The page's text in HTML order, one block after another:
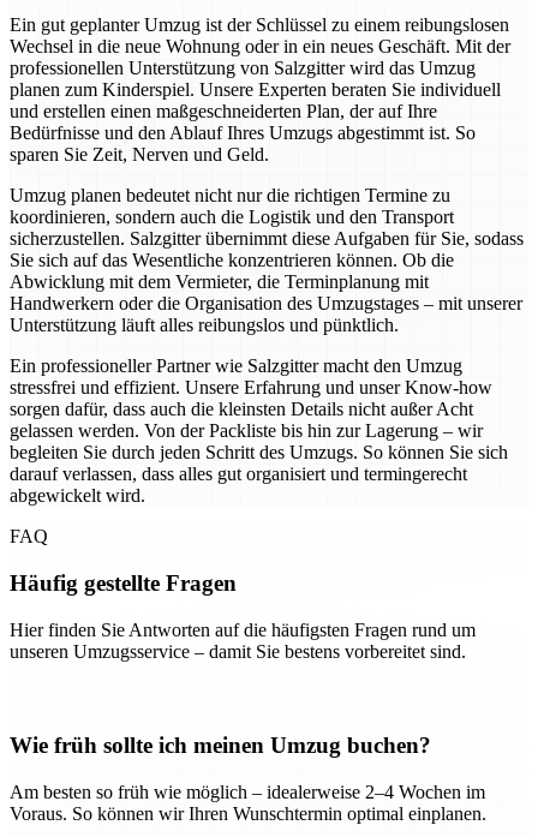
Ein gut geplanter Umzug ist der Schlüssel zu einem reibungslosen
Wechsel in die neue Wohnung oder in ein neues Geschäft. Mit der
professionellen Unterstützung von Salzgitter wird das Umzug
planen zum Kinderspiel. Unsere Experten beraten Sie individuell
und erstellen einen maßgeschneiderten Plan, der auf Ihre
Bedürfnisse und den Ablauf Ihres Umzugs abgestimmt ist. So
sparen Sie Zeit, Nerven und Geld.
Umzug planen bedeutet nicht nur die richtigen Termine zu
koordinieren, sondern auch die Logistik und den Transport
sicherzustellen. Salzgitter übernimmt diese Aufgaben für Sie, sodass
Sie sich auf das Wesentliche konzentrieren können. Ob die
Abwicklung mit dem Vermieter, die Terminplanung mit
Handwerkern oder die Organisation des Umzugstages – mit unserer
Unterstützung läuft alles reibungslos und pünktlich.
Ein professioneller Partner wie Salzgitter macht den Umzug
stressfrei und effizient. Unsere Erfahrung und unser Know-how
sorgen dafür, dass auch die kleinsten Details nicht außer Acht
gelassen werden. Von der Packliste bis hin zur Lagerung – wir
begleiten Sie durch jeden Schritt des Umzugs. So können Sie sich
darauf verlassen, dass alles gut organisiert und termingerecht
abgewickelt wird.
FAQ
Häufig gestellte Fragen
Hier finden Sie Antworten auf die häufigsten Fragen rund um
unseren Umzugsservice – damit Sie bestens vorbereitet sind.
Wie früh sollte ich meinen Umzug buchen?
Am besten so früh wie möglich – idealerweise 2–4 Wochen im
Voraus. So können wir Ihren Wunschtermin optimal einplanen.